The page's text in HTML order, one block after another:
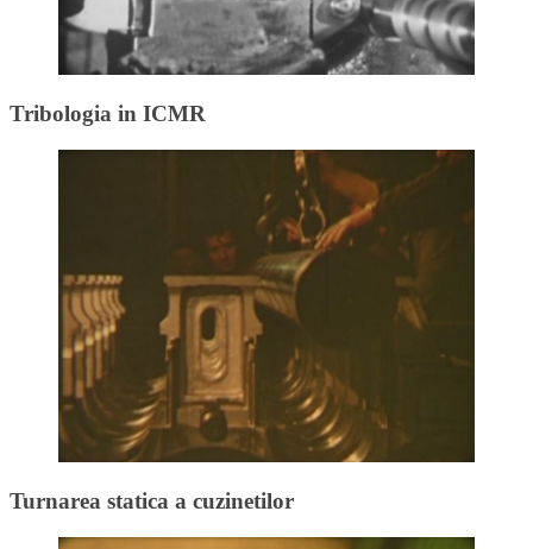
Tribologia in ICMR
Turnarea statica a cuzinetilor